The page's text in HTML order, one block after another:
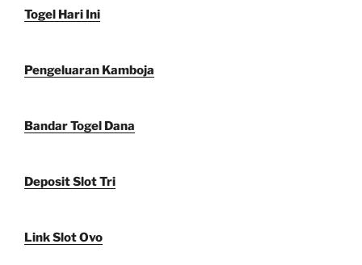
Togel Hari Ini
Pengeluaran Kamboja
Bandar Togel Dana
Deposit Slot Tri
Link Slot Ovo